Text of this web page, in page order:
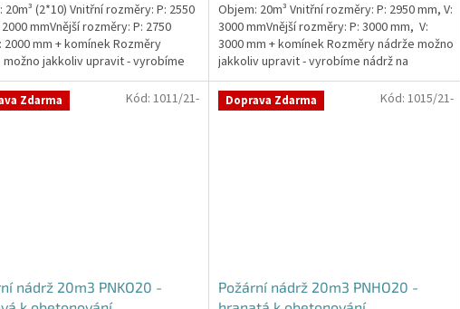
20m³ (2*10) Vnitřní rozměry: P: 2550
mmVnější rozměry: P: 2750
2000 mm + komínek Rozměry
možno jakkoliv upravit - vyrobíme
Objem: 20m³ Vnitřní rozměry: P: 2950 mm, V:
3000 mmVnější rozměry: P: 3000 mm, V:
3000 mm + komínek Rozměry nádrže možno
jakkoliv upravit - vyrobíme nádrž na
míru!Nádrž...
Zdarma
nádrž 20m3 PNKO20 -
Kód: 1011/21- Doprava Zdarma
Požární nádrž 20m3 PNHO20 -
Kód: 1015/21-